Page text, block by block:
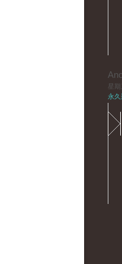
星
永久